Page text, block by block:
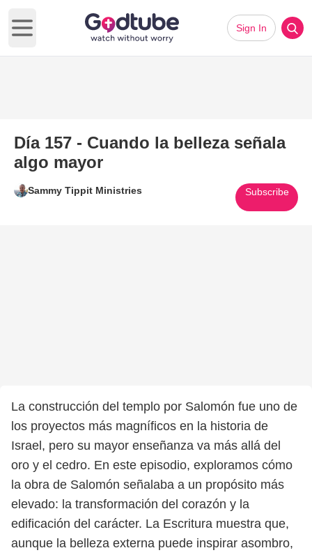
Open main menu
Sign In
Día 157 - Cuando la belleza señala
algo mayor
Sammy Tippit Ministries Subscribe
La construcción del templo por Salomón fue uno de
los proyectos más magníficos en la historia de
Israel, pero su mayor enseñanza va más allá del
oro y el cedro. En este episodio, exploramos cómo
la obra de Salomón señalaba a un propósito más
elevado: la transformación del corazón y la
edificación del carácter. La Escritura muestra que,
aunque la belleza externa puede inspirar asombro,